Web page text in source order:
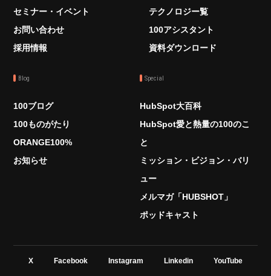
セミナー・イベント
お問い合わせ
採用情報
テクノロジー覧
100アシスタント
資料ダウンロード
Blog
100ブログ
100ものがたり
ORANGE100%
お知らせ
Special
HubSpot大百科
HubSpot愛と熱量の100のこ
と
ミッション・ビジョン・バリ
ュー
メルマガ「HUBSHOT」
ポッドキャスト
X Facebook Instagram Linkedin YouTube